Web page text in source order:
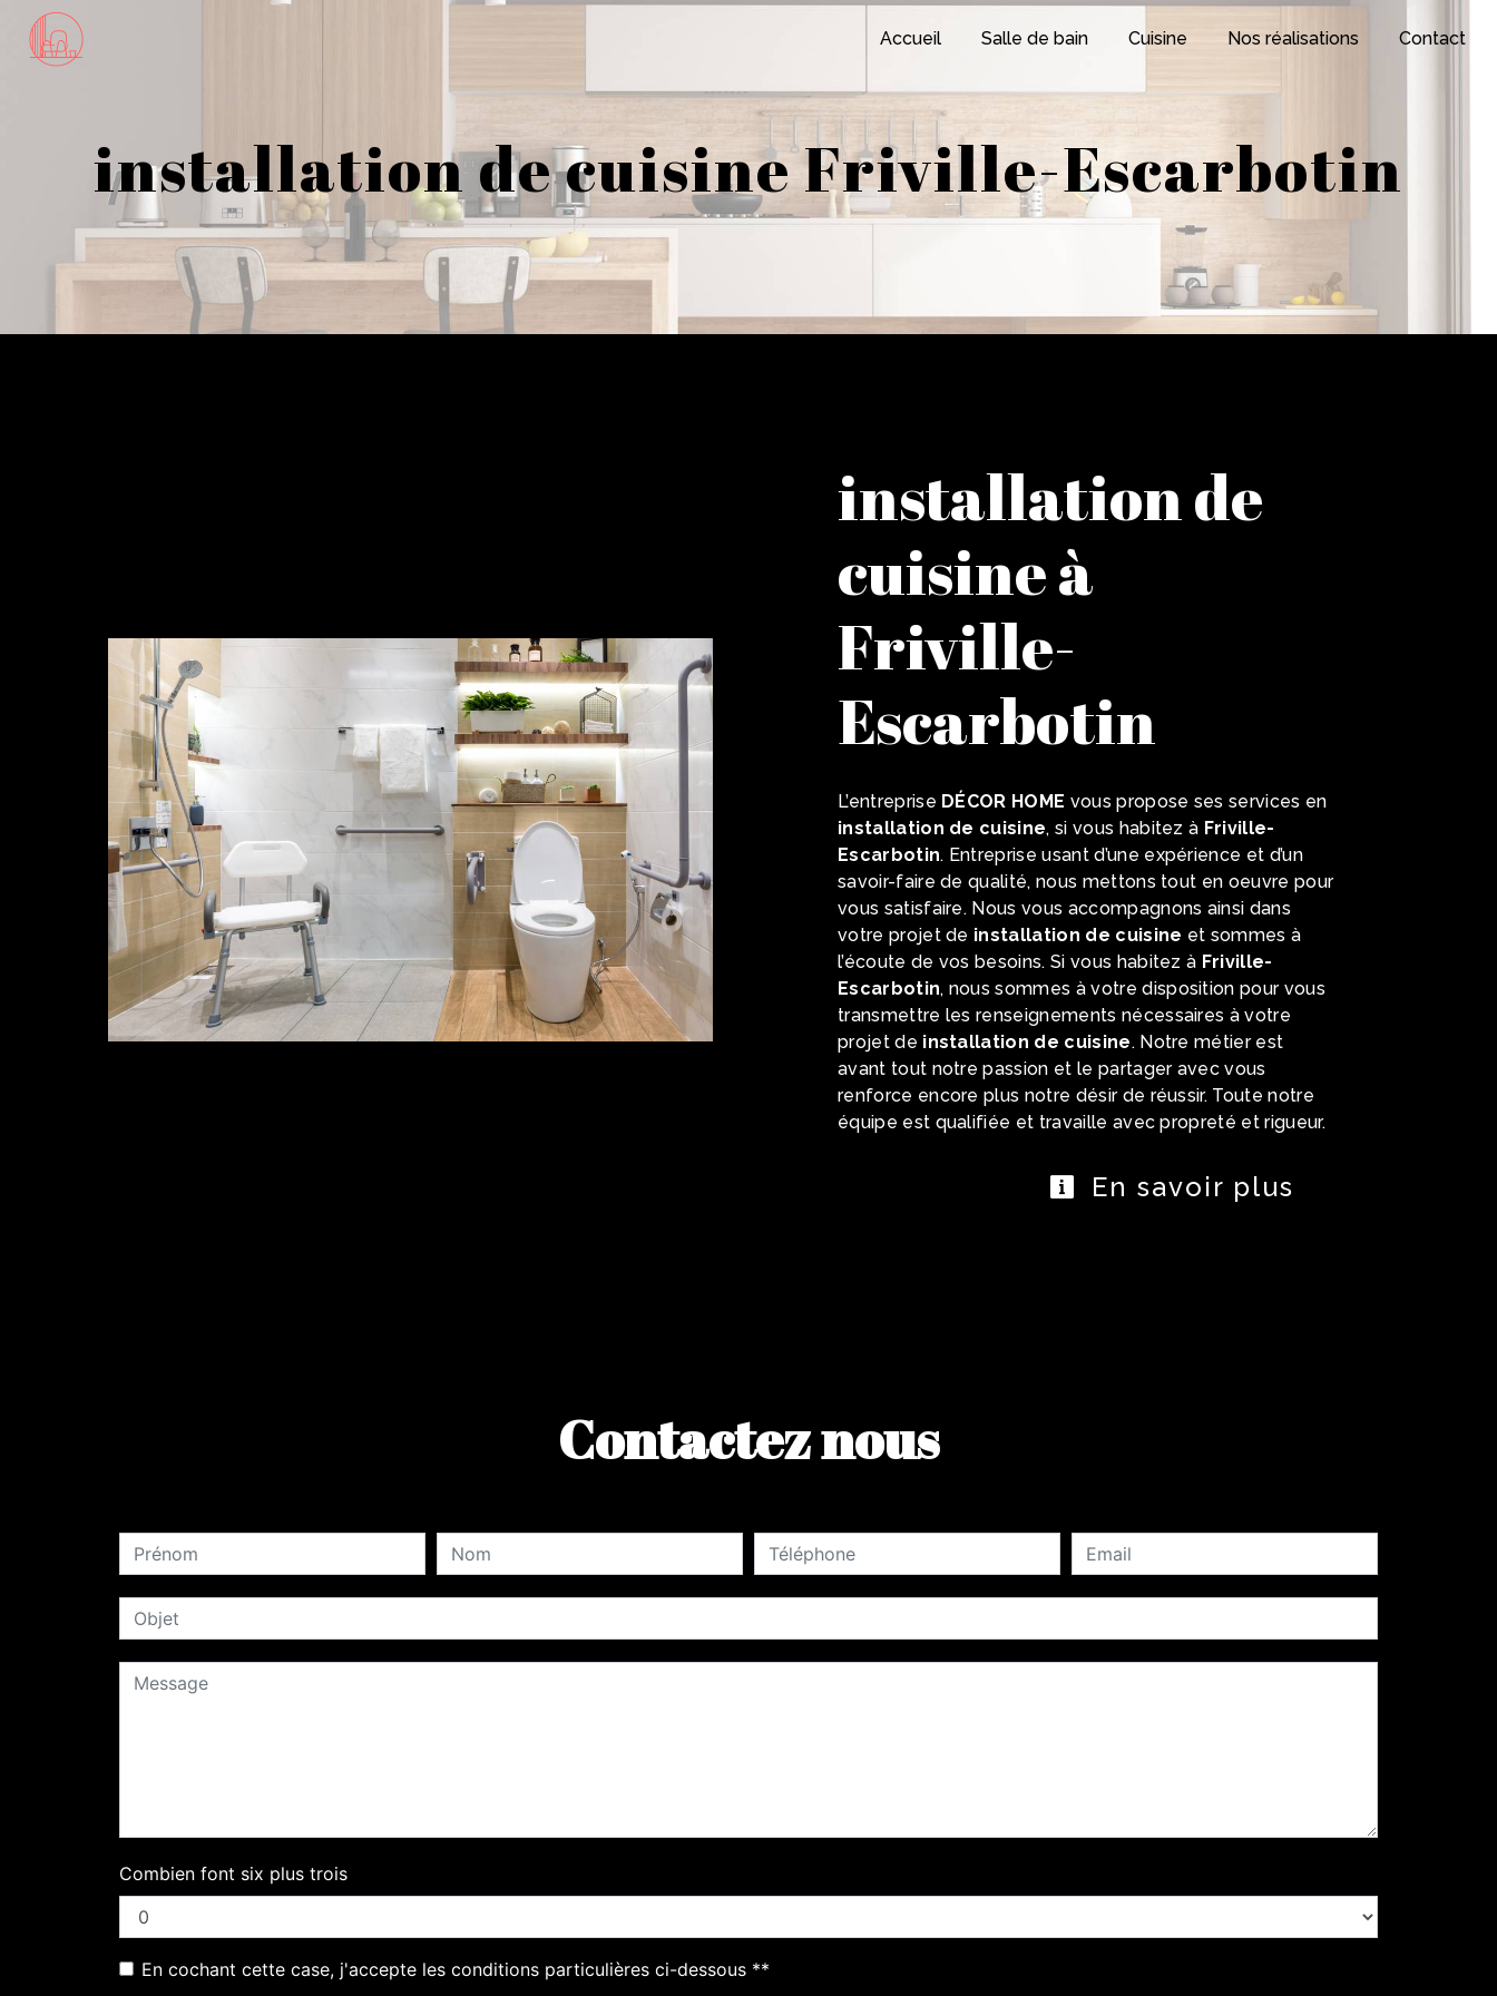
Accueil Salle de bain Cuisine Nos réalisations Contact
installation de cuisine Friville-Escarbotin
installation de
cuisine à
Friville-
Escarbotin
L’entreprise DÉCOR HOME vous propose ses services en
installation de cuisine, si vous habitez à Friville-
Escarbotin. Entreprise usant d’une expérience et d’un
savoir-faire de qualité, nous mettons tout en oeuvre pour
vous satisfaire. Nous vous accompagnons ainsi dans
votre projet de installation de cuisine et sommes à
l’écoute de vos besoins. Si vous habitez à Friville-
Escarbotin, nous sommes à votre disposition pour vous
transmettre les renseignements nécessaires à votre
projet de installation de cuisine. Notre métier est
avant tout notre passion et le partager avec vous
renforce encore plus notre désir de réussir. Toute notre
équipe est qualifiée et travaille avec propreté et rigueur.
En savoir plus
Contactez nous
Combien font six plus trois
En cochant cette case, j'accepte les conditions particulières ci-dessous **
Panneau de gestion des cookies